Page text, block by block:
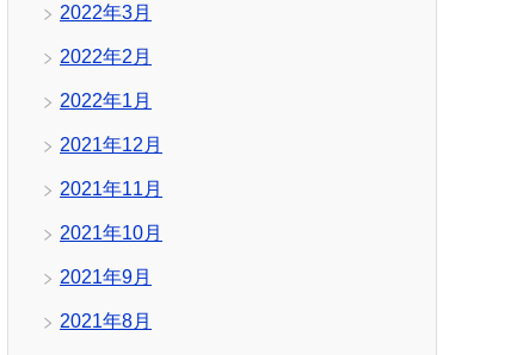
2022年3月
2022年2月
2022年1月
2021年12月
2021年11月
2021年10月
2021年9月
2021年8月